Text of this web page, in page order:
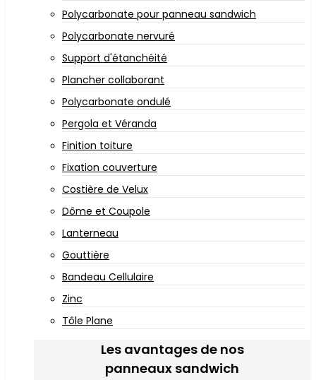
Polycarbonate pour panneau sandwich
Polycarbonate nervuré
Support d'étanchéité
Plancher collaborant
Polycarbonate ondulé
Pergola et Véranda
Finition toiture
Fixation couverture
Costière de Velux
Dôme et Coupole
Lanterneau
Gouttière
Bandeau Cellulaire
Zinc
Tôle Plane
Les avantages de nos
panneaux sandwich